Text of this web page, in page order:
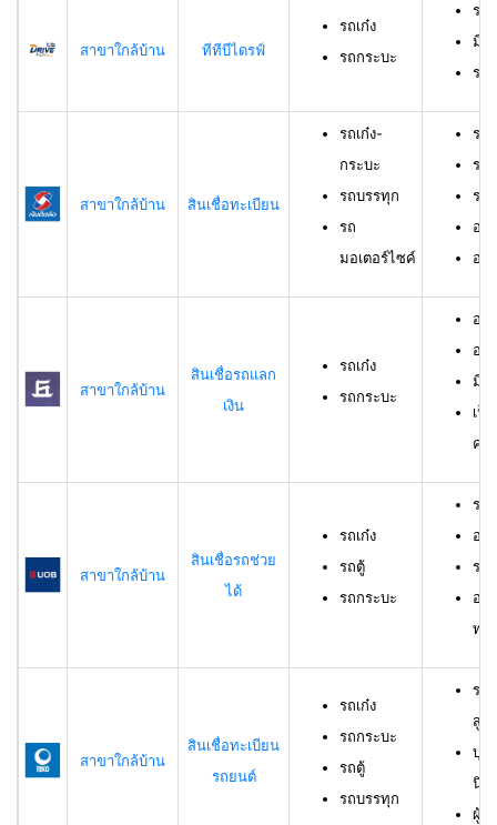
สาขาใกล้บ้าน ทีทีบีไดรฟ์
รถเก๋ง
รถกระบะ
รถ
มีอ
รา
สาขาใกล้บ้าน สินเชื่อทะเบียน
รถเก๋ง-
กระบะ
รถบรรทุก
รถ
มอเตอร์ไซค์
รถ
รถ
รถ
อา
อา
สาขาใกล้บ้าน
สินเชื่อรถแลก
เงิน
รถเก๋ง
รถกระบะ
อา
อา
มีร
เป็
คร
สาขาใกล้บ้าน
สินเชื่อรถช่วย
ได้
รถเก๋ง
รถตู้
รถกระบะ
รถ
อา
รา
อา
ทด
สาขาใกล้บ้าน
สินเชื่อทะเบียน
รถยนต์
รถเก๋ง
รถกระบะ
รถตู้
รถบรรทุก
รถ
สูง
บุค
นิติ
ผู้กู้